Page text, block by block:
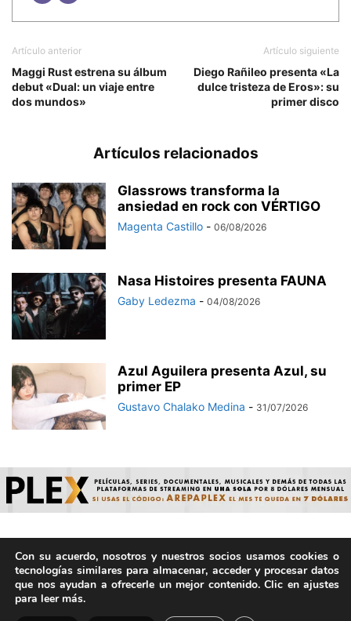
Artículo anterior
Maggi Rust estrena su álbum
debut «Dual: un viaje entre
dos mundos»
Artículo siguiente
Diego Rañileo presenta «La
dulce tristeza de Eros»: su
primer disco
Artículos relacionados
Glassrows transforma la
ansiedad en rock con VÉRTIGO
Magenta Castillo - 06/08/2026
Nasa Histoires presenta FAUNA
Gaby Ledezma - 04/08/2026
Azul Aguilera presenta Azul, su
primer EP
Gustavo Chalako Medina - 31/07/2026
© ArepaVolatil.Com 2021-2025 - Hecho por humanos, no por
IA. | Todos los derechos reservados.
Con su acuerdo, nosotros y nuestros socios usamos cookies o
tecnologías similares para almacenar, acceder y procesar datos
que nos ayudan a ofrecerle un mejor contenido. Clic en ajustes
para leer más.